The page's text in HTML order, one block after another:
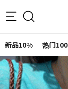
新品10% 热门100